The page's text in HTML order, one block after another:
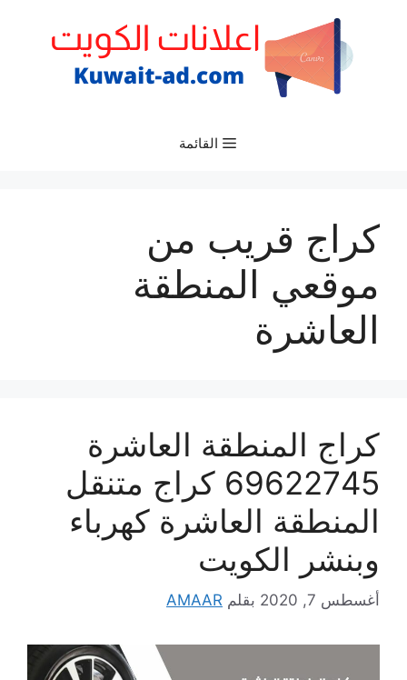
القائمة
كراج قريب من
موقعي المنطقة
العاشرة
كراج المنطقة العاشرة
69622745 كراج متنقل
المنطقة العاشرة كهرباء
وبنشر الكويت
أغسطس 7, 2020 بقلم AMAAR